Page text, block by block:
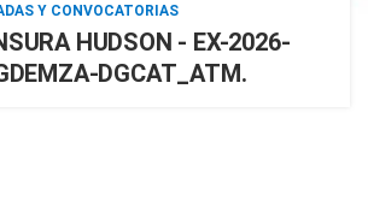
Y CONVOCATORIAS
HUDSON - EX-2026-
DGCAT_ATM.